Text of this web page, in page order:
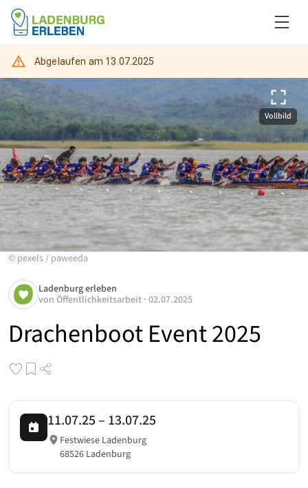
Abgelaufen am 13.07.2025
Vollbild
© pexels/ paweeda
Drachenboot Event 2025
Ladenburg erleben
von Öffentlichkeitsarbeit · 02.07.2025
11.07.25– 13.07.25
Festwiese Ladenburg
68526 Ladenburg